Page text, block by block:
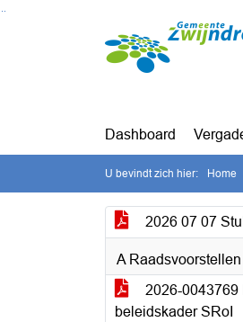
Ga naar de inhoud van deze pagina
Dashboard
U bevindt zich hier: Home
2026 07 07
A
2026-0043769
beleidskader SRoI